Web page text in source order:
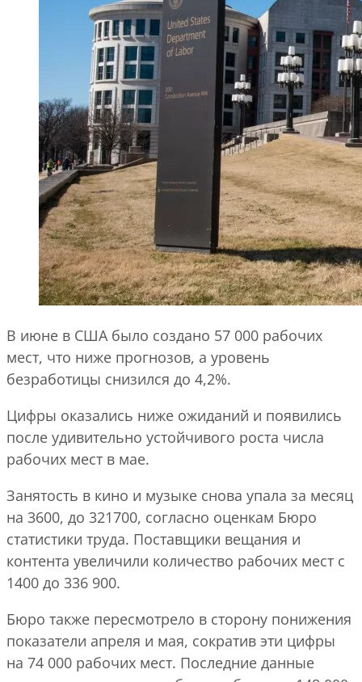
В июне в США было создано 57 000 рабочих
мест, что ниже прогнозов, а уровень
безработицы снизился до 4,2%.
Цифры оказались ниже ожиданий и появились
после удивительно устойчивого роста числа
рабочих мест в мае.
Занятость в кино и музыке снова упала за месяц
на 3600, до 321700, согласно оценкам Бюро
статистики труда. Поставщики вещания и
контента увеличили количество рабочих мест с
1400 до 336 900.
Бюро также пересмотрело в сторону понижения
показатели апреля и мая, сократив эти цифры
на 74 000 рабочих мест. Последние данные